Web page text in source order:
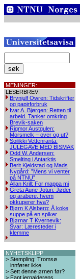
MENINGER:
LESERBREV:
Brynjulf Owren: Tidskrifter
og papirforbruk
Ivar A. Bjørgen: Retten til
arbeid. Tanker omkring
Brevik-saken
Rigmor Austgulen:
Morsmelk – over og ut?
Soilikki Vettenranta:
JULEGAVE MED BISMAK
Odd W. Andersen:
Smelting i Antarktis
Berit Kjeldstad og Mads
Nygård: ”Mens vi venter
på NTNU”
Allan Krill: For mappa mi
Greta Aune Jotun: Jøder
og arabere, hvem
okkuperer hva?
Bjørn K Alsberg: Å koke
suppe på en spiker
Bjørnar T Kvernevik:
Svar: Læresteder i
klemme
NYHETSKLIPP
> Stempling: Tromsø
innfører ikke
> Sett denne ørnen før?
> Fant jernalderens